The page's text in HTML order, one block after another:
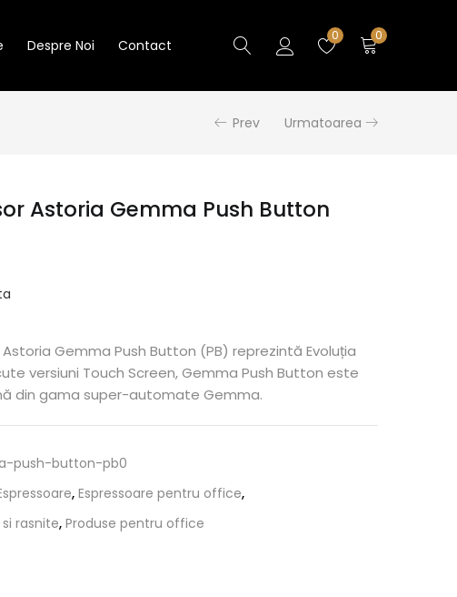
Despre Noi Contact
0 0
Prev Urmatoarea
Astoria Gemma Push Button
Astoria Gemma Push Button (PB) reprezintă Evoluția
versiuni Touch Screen, Gemma Push Button este
din gama super-automate Gemma.
push-button-pb0
, Espressoare pentru office,
rasnite, Produse pentru office